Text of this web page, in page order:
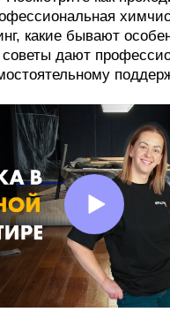
какие бывают
советы дают